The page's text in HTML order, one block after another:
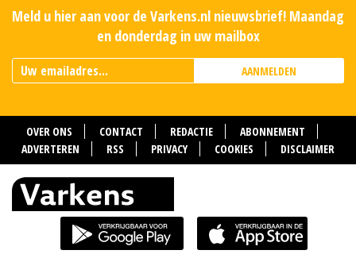
Meld u hier aan voor de Varkens.nl nieuwsbrief! Maandag
en donderdag in uw mailbox
AANMELDEN
OVER ONS CONTACT REDACTIE
ABONNEMENT
ADVERTEREN
RSS PRIVACY COOKIES DISCLAIMER